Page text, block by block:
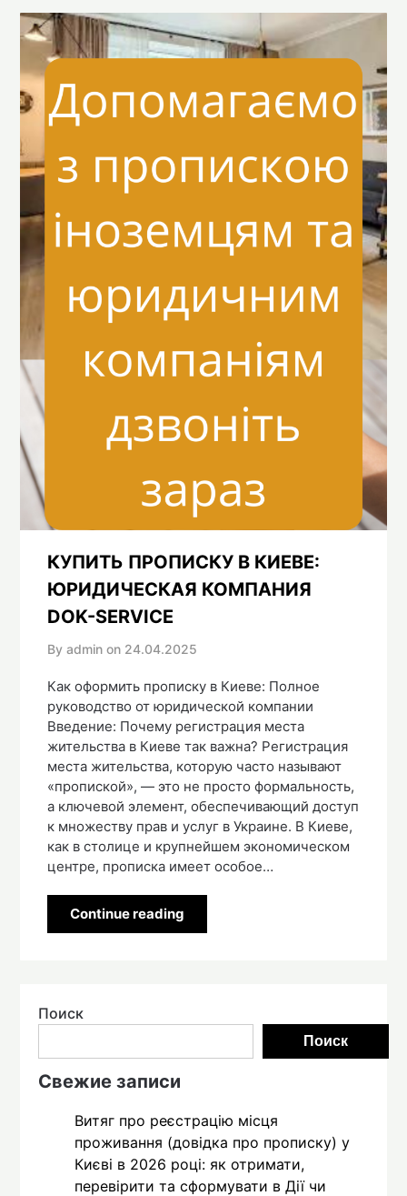
КУПИТЬ ПРОПИСКУ В КИЕВЕ:
ЮРИДИЧЕСКАЯ КОМПАНИЯ
DOK-SERVICE
By admin on 24.04.2025
Как оформить прописку в Киеве: Полное
руководство от юридической компании
Введение: Почему регистрация места
жительства в Киеве так важна? Регистрация
места жительства, которую часто называют
«пропиской», — это не просто формальность,
а ключевой элемент, обеспечивающий доступ
к множеству прав и услуг в Украине. В Киеве,
как в столице и крупнейшем экономическом
центре, прописка имеет особое…
Continue reading
Поиск
Поиск
Свежие записи
Витяг про реєстрацію місця
проживання (довідка про прописку) у
Києві в 2026 році: як отримати,
перевірити та сформувати в Дії чи